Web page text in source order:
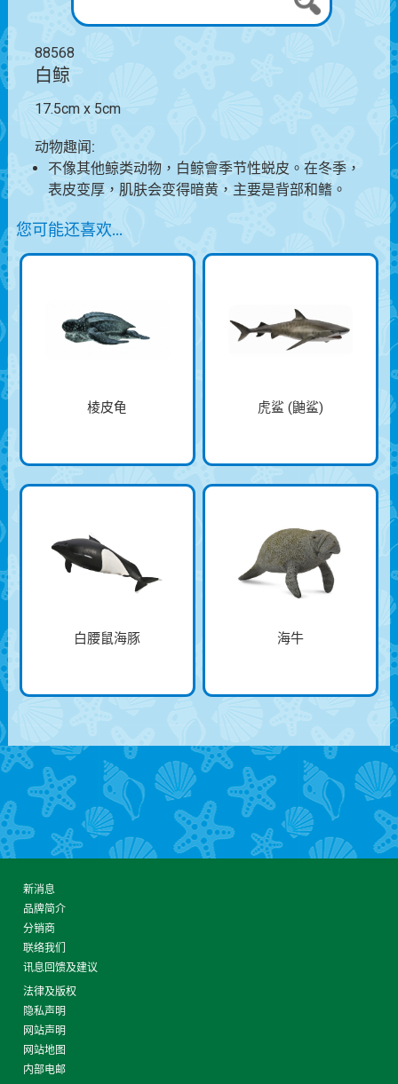
88568
白鲸
17.5cm x 5cm
动物趣闻:
不像其他鲸类动物，白鲸會季节性蜕皮。在冬季，
表皮变厚，肌肤会变得暗黄，主要是背部和鳍。
您可能还喜欢…
棱皮龟 虎鲨 (鼬鲨)
白腰鼠海豚 海牛
新消息
品牌简介
分销商
联络我们
讯息回馈及建议
法律及版权
隐私声明
网站声明
网站地图
内部电邮